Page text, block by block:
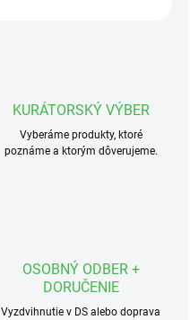
KURÁTORSKÝ VÝBER
Vyberáme produkty, ktoré
poznáme a ktorým dôverujeme.
OSOBNÝ ODBER +
DORUČENIE
Vyzdvihnutie v DS alebo doprava